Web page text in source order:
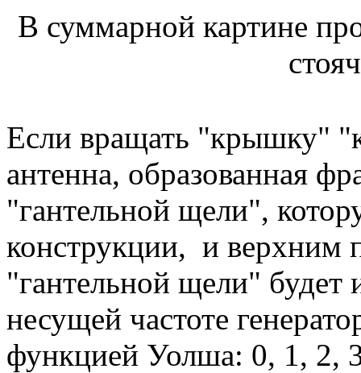
В суммарной картине
Если вращать "крышку"
антенна, образованная
"гантельной щели",
конструкции, и верхним
"гантельной щели" будет
несущей частоте
функцией Уолша: 0, 1, 2,